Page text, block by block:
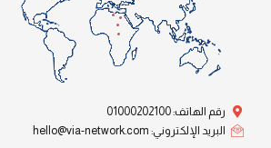
رقم الهاتف: 01000202100
البريد الإلكتروني: hello@via-network.com